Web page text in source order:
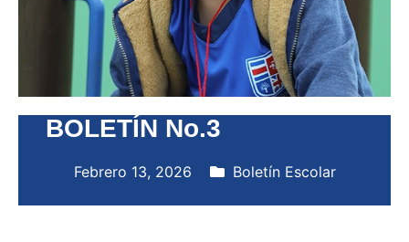
BOLETÍN No.3
Febrero 13, 2026 Boletín Escolar